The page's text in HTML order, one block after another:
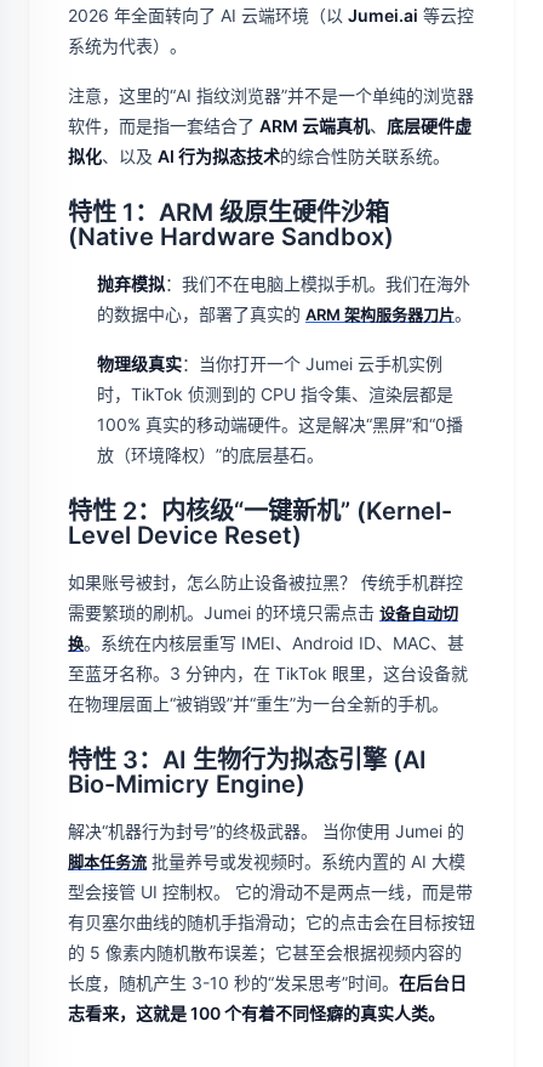
2026 年全面转向了 AI 云端环境（以 Jumei.ai 等云控
系统为代表）。
注意，这里的“AI 指纹浏览器”并不是一个单纯的浏览器
软件，而是指一套结合了 ARM 云端真机、 底层硬件虚
拟化、以及 AI 行为拟态技术的综合性防关联系统。
特性 1：ARM 级原生硬件沙箱
(Native Hardware Sandbox)
抛弃模拟：我们不在电脑上模拟手机。我们在海外
的数据中心，部署了真实的 ARM 架构服务器刀片。
物理级真实：当你打开一个 Jumei 云手机实例
时，TikTok 侦测到的 CPU 指令集、渲染层都是
100% 真实的移动端硬件。这是解决“黑屏”和“0播
放（环境降权）”的底层基石。
特性 2：内核级“一键新机” (Kernel-
Level Device Reset)
如果账号被封，怎么防止设备被拉黑？ 传统手机群控
需要繁琐的刷机。Jumei 的环境只需点击 设备自动切
换。系统在内核层重写 IMEI、Android ID、MAC、甚
至蓝牙名称。3 分钟内，在 TikTok 眼里，这台设备就
在物理层面上“被销毁”并“重生”为一台全新的手机。
特性 3：AI 生物行为拟态引擎 (AI
Bio-Mimicry Engine)
解决“机器行为封号”的终极武器。 当你使用 Jumei 的
脚本任务流 批量养号或发视频时。系统内置的 AI 大模
型会接管 UI 控制权。 它的滑动不是两点一线，而是带
有贝塞尔曲线的随机手指滑动；它的点击会在目标按钮
的 5 像素内随机散布误差；它甚至会根据视频内容的
长度，随机产生 3-10 秒的“发呆思考”时间。 在后台日
志看来，这就是 100 个有着不同怪癖的真实人类。